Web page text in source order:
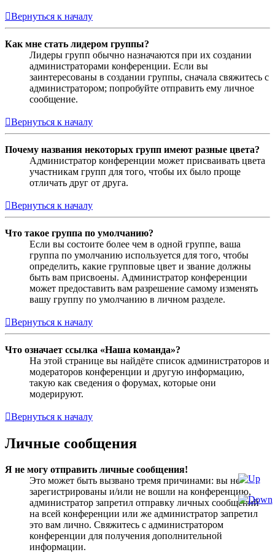
Вернуться к началу
Как мне стать лидером группы?
Лидеры групп обычно назначаются при их создании
администраторами конференции. Если вы
заинтересованы в создании группы, сначала свяжитесь с
администратором; попробуйте отправить ему личное
сообщение.
Вернуться к началу
Почему названия некоторых групп имеют разные цвета?
Администратор конференции может присваивать цвета
участникам групп для того, чтобы их было проще
отличать друг от друга.
Вернуться к началу
Что такое группа по умолчанию?
Если вы состоите более чем в одной группе, ваша
группа по умолчанию используется для того, чтобы
определить, какие групповые цвет и звание должны
быть вам присвоены. Администратор конференции
может предоставить вам разрешение самому изменять
вашу группу по умолчанию в личном разделе.
Вернуться к началу
Что означает ссылка «Наша команда»?
На этой странице вы найдёте список администраторов и
модераторов конференции и другую информацию,
такую как сведения о форумах, которые они
модерируют.
Вернуться к началу
Личные сообщения
Я не могу отправить личные сообщения!
Это может быть вызвано тремя причинами: вы не
зарегистрированы и/или не вошли на конференцию,
администратор запретил отправку личных сообщений
на всей конференции или же администратор запретил
это вам лично. Свяжитесь с администратором
конференции для получения дополнительной
информации.